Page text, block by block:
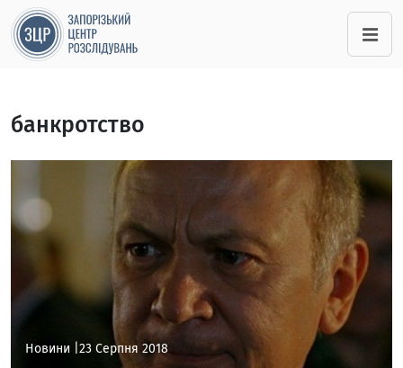
банкротство
Новини | 23 Серпня 2018